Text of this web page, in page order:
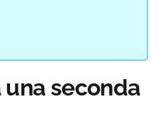
una seconda